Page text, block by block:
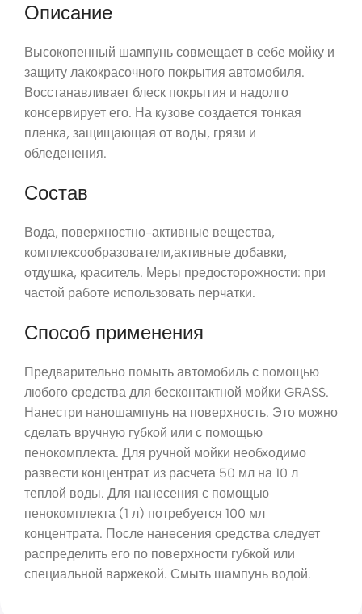
Описание
Высокопенный шампунь совмещает в себе мойку и
защиту лакокрасочного покрытия автомобиля.
Восстанавливает блеск покрытия и надолго
консервирует его. На кузове создается тонкая
пленка, защищающая от воды, грязи и
обледенения.
Состав
Вода, поверхностно-активные вещества,
комплексообразователи,активные добавки,
отдушка, краситель. Меры предосторожности: при
частой работе использовать перчатки.
Способ применения
Предварительно помыть автомобиль с помощью
любого средства для бесконтактной мойки GRASS.
Нанестри наношампунь на поверхность. Это можно
сделать вручную губкой или с помощью
пенокомплекта. Для ручной мойки необходимо
развести концентрат из расчета 50 мл на 10 л
теплой воды. Для нанесения с помощью
пенокомплекта (1 л) потребуется 100 мл
концентрата. После нанесения средства следует
распределить его по поверхности губкой или
специальной варжекой. Смыть шампунь водой.